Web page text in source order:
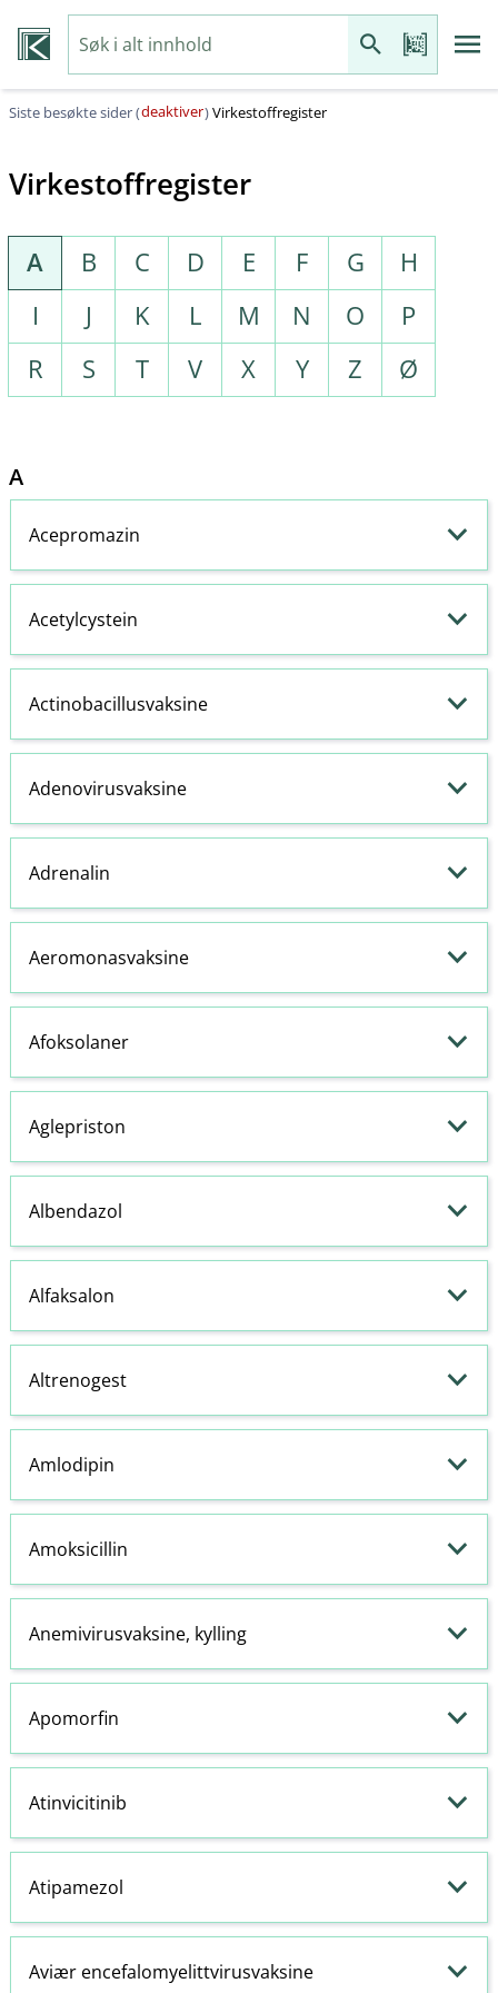
Siste besøkte sider (deaktiver)Virkestoffregister
Virkestoffregister
A B C D E F G
H
I
J K L M N O
P
R
S T V X Y Z Ø
A
Acepromazin
Acetylcystein
Actinobacillusvaksine
Adenovirusvaksine
Adrenalin
Aeromonasvaksine
Afoksolaner
Aglepriston
Albendazol
Alfaksalon
Altrenogest
Amlodipin
Amoksicillin
Anemivirusvaksine, kylling
Apomorfin
Atinvicitinib
Atipamezol
Aviær encefalomyelittvirusvaksine